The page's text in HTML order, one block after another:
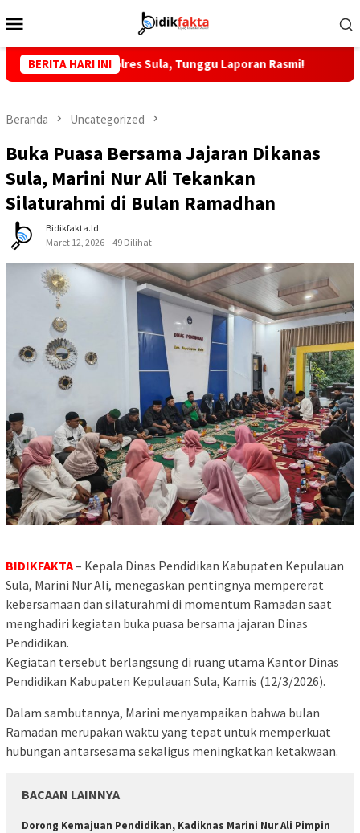
ke
Mobile
BERITA HARI INI
Kapolres Sula, Tunggu Laporan Rasmi! KKLI STAI
Beranda Uncategorized
Buka Puasa Bersama Jajaran Dikanas
Sula, Marini Nur Ali Tekankan
Silaturahmi di Bulan Ramadhan
Bidikfakta.id
Maret 12, 2026
49 Dilihat
BIDIKFAKTA– Kepala Dinas Pendidikan Kabupaten Kepulauan
Sula, Marini Nur Ali, menegaskan pentingnya mempererat
kebersamaan dan silaturahmi di momentum Ramadan saat
menghadiri kegiatan buka puasa bersama jajaran Dinas
Pendidikan.
Kegiatan tersebut berlangsung di ruang utama Kantor Dinas
Pendidikan Kabupaten Kepulauan Sula, Kamis (12/3/2026).
Dalam sambutannya, Marini menyampaikan bahwa bulan
Ramadan merupakan waktu yang tepat untuk memperkuat
hubungan antarsesama sekaligus meningkatkan ketakwaan.
BACAAN LAINNYA
Dorong Kemajuan Pendidikan, Kadiknas Marini Nur Ali Pimpin